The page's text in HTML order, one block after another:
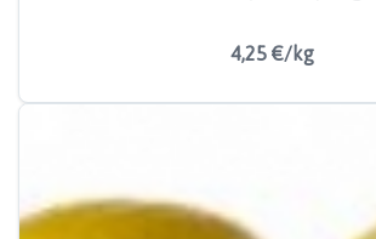
4,25 €/kg